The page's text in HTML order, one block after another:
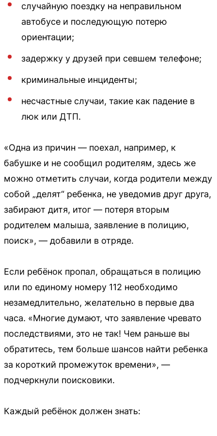
случайную поездку на неправильном
автобусе и последующую потерю
ориентации;
задержку у друзей при севшем телефоне;
криминальные инциденты;
несчастные случаи, такие как падение в
люк или ДТП.
«Одна из причин — поехал, например, к
бабушке и не сообщил родителям, здесь же
можно отметить случаи, когда родители между
собой „делят“ ребенка, не уведомив друг друга,
забирают дитя, итог — потеря вторым
родителем малыша, заявление в полицию,
поиск», — добавили в отряде.
Если ребёнок пропал, обращаться в полицию
или по единому номеру 112 необходимо
незамедлительно, желательно в первые два
часа. «Многие думают, что заявление чревато
последствиями, это не так! Чем раньше вы
обратитесь, тем больше шансов найти ребенка
за короткий промежуток времени», —
подчеркнули поисковики.
Каждый ребёнок должен знать: